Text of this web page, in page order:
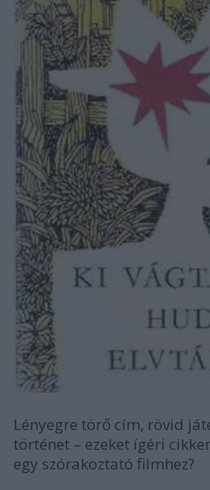
Lényegre törő cím, rövid
történet – ezeket ígéri
egy szórakoztató filmhez?